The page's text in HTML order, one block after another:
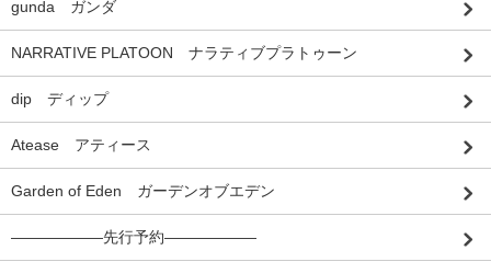
gunda ガンダ
NARRATIVE PLATOON ナラティブプラトゥーン
dip ディップ
Atease アティース
Garden of Eden ガーデンオブエデン
――――――先行予約――――――